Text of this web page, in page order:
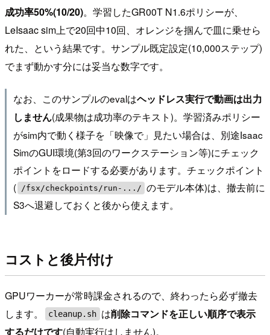
成功率50%(10/20)。学習したGR00T N1.6ポリシーが、
LeIsaac sim上で20回中10回、オレンジを掴んで皿に乗せら
れた、という結果です。サンプル既定設定(10,000ステップ)
でまず動かす分には妥当な数字です。
なお、このサンプルのevalはヘッドレス実行で動画は出力
しません(成果物は成功率のテキスト)。学習済みポリシー
がsim内で動く様子を「映像で」見たい場合は、別途Isaac
SimのGUI環境(第3回のワークステーション等)にチェック
ポイントをロードする必要があります。チェックポイント
(
/fsx/checkpoints/run-.../ のモデル本体)は、撤去前に
S3へ退避しておくと後から使えます。
コストと後片付け
GPUワーカーが常時課金されるので、終わったら必ず撤去
します。
cleanup.sh は削除コマンドを正しい順序で表示
するだけです(自動実行はしません)。